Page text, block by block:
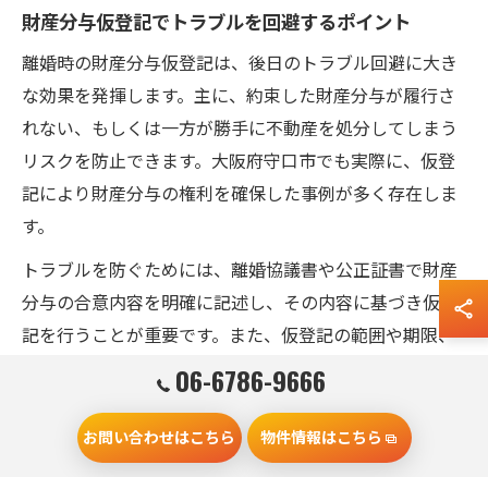
財産分与仮登記でトラブルを回避するポイント
離婚時の財産分与仮登記は、後日のトラブル回避に大き
な効果を発揮します。主に、約束した財産分与が履行さ
れない、もしくは一方が勝手に不動産を処分してしまう
リスクを防止できます。大阪府守口市でも実際に、仮登
記により財産分与の権利を確保した事例が多く存在しま
す。
トラブルを防ぐためには、離婚協議書や公正証書で財産
分与の合意内容を明確に記述し、その内容に基づき仮登
記を行うことが重要です。また、仮登記の範囲や期限、
費用負担、ローン返済の扱いなども具体的に取り決めて
おくと、後々の紛争予防につながります。専門家の助言
を得て、手続き内容や書類の不備がないように進めまし
06-6786-9666
お問い合わせはこちら 物件情報はこちら